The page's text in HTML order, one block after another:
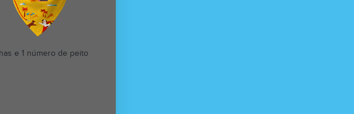
e 1 número de peito